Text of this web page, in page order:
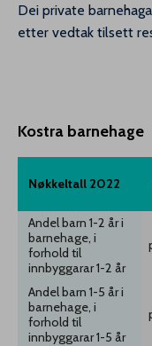
Dei private
etter vedtak tilsett
Kostra barnehage
Nøkkeltall 2022
Andel barn 1-2 år i
barnehage, i
forhold til
innbyggarar 1-2 år
Andel barn 1-5 år i
barnehage, i
forhold til
innbyggarar 1-5 år
Nøkkeltall 2022